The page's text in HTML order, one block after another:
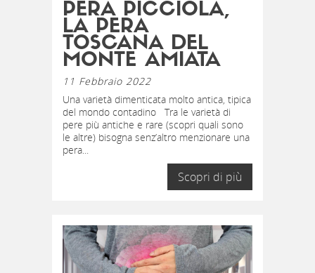
PERA PICCIOLA,
LA PERA
TOSCANA DEL
MONTE AMIATA
11 Febbraio 2022
Una varietà dimenticata molto antica, tipica
del mondo contadino Tra le varietà di
pere più antiche e rare (scopri quali sono
le altre) bisogna senz’altro menzionare una
pera...
Scopri di più